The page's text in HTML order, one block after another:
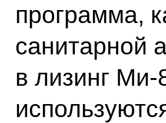
программа,
санитарной
в лизинг Ми-